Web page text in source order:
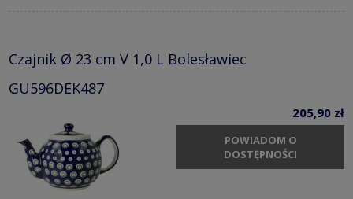
Czajnik Ø 23 cm V 1,0 L Bolesławiec
GU596DEK487
205,90 zł
POWIADOM O
DOSTĘPNOŚCI